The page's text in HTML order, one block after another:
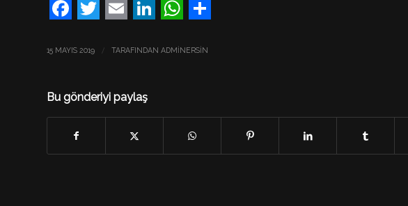
15 MAYIS 2019 / TARAFINDAN ADMINERSIN
Bu gönderiyi paylaş